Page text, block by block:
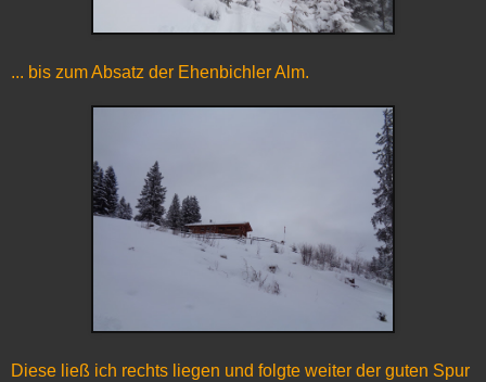
... bis zum Absatz der Ehenbichler Alm.
Diese ließ ich rechts liegen und folgte weiter der guten Spur